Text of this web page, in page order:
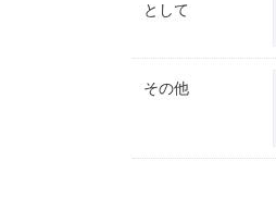
として
その他